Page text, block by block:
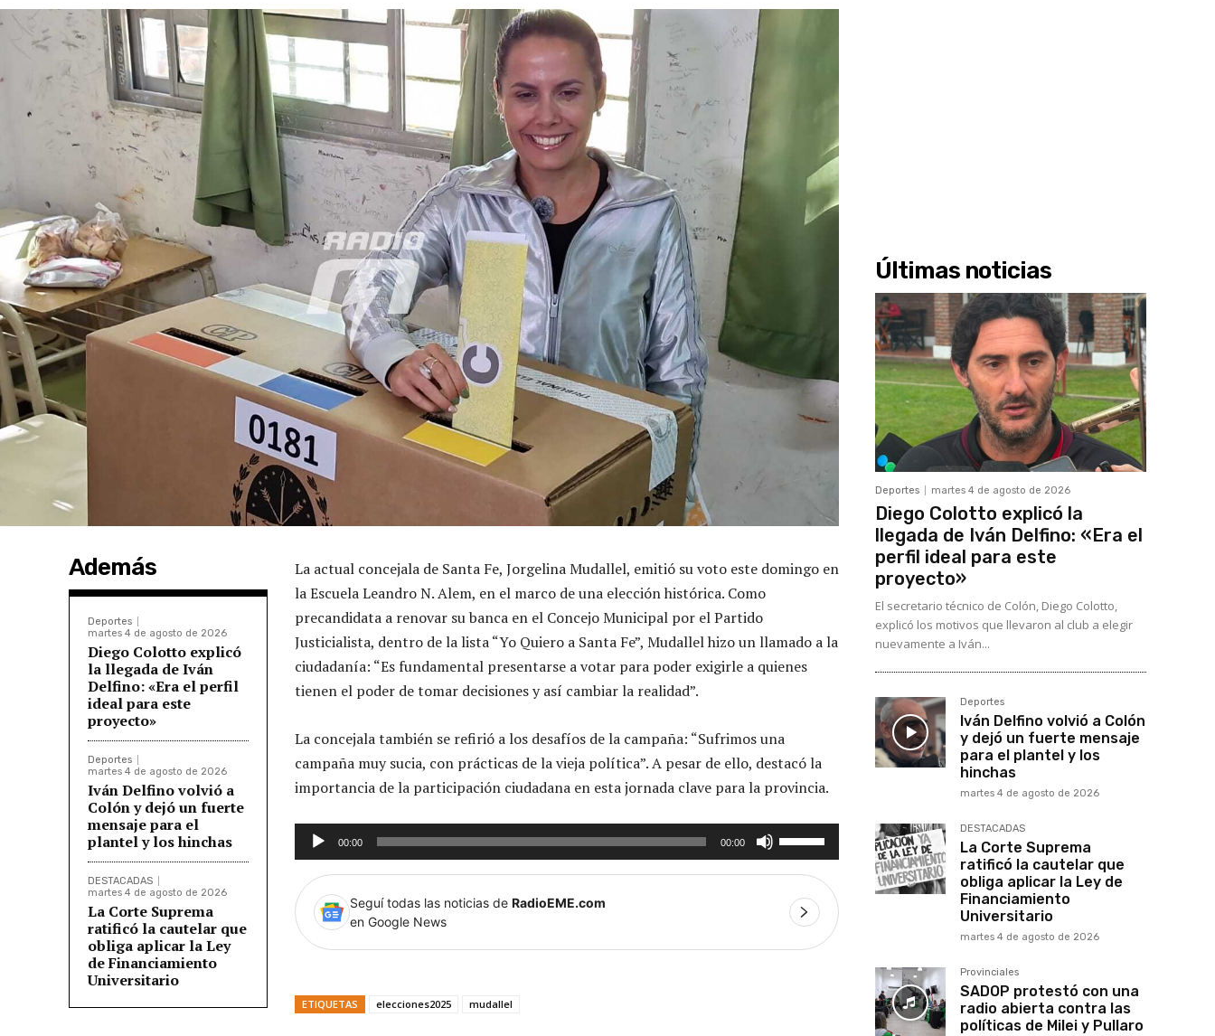
Además
Deportes
martes 4 de agosto de 2026
Diego Colotto explicó
la llegada de Iván
Delfino: «Era el perfil
ideal para este
proyecto»
Deportes
martes 4 de agosto de 2026
Iván Delfino volvió a
Colón y dejó un fuerte
mensaje para el
plantel y los hinchas
DESTACADAS
martes 4 de agosto de 2026
La Corte Suprema
ratificó la cautelar que
obliga aplicar la Ley
de Financiamiento
Universitario
La actual concejala de Santa Fe, Jorgelina Mudallel, emitió su voto este domingo en
la Escuela Leandro N. Alem, en el marco de una elección histórica. Como
precandidata a renovar su banca en el Concejo Municipal por el Partido
Justicialista, dentro de la lista “Yo Quiero a Santa Fe”, Mudallel hizo un llamado a la
ciudadanía: “Es fundamental presentarse a votar para poder exigirle a quienes
tienen el poder de tomar decisiones y así cambiar la realidad”.
La concejala también se refirió a los desafíos de la campaña: “Sufrimos una
campaña muy sucia, con prácticas de la vieja política”. A pesar de ello, destacó la
importancia de la participación ciudadana en esta jornada clave para la provincia.
e
r
o
00:00 00:00
U
t
Seguí todas las noticias de RadioEME.com
en Google News
ETIQUETAS elecciones2025 mudallel
Últimas noticias
Deportes martes 4 de agosto de 2026
Diego Colotto explicó la
llegada de Iván Delfino: «Era el
perfil ideal para este
proyecto»
El secretario técnico de Colón, Diego Colotto,
explicó los motivos que llevaron al club a elegir
nuevamente a Iván...
Deportes
Iván Delfino volvió a Colón
y dejó un fuerte mensaje
para el plantel y los
hinchas
martes 4 de agosto de 2026
DESTACADAS
La Corte Suprema
ratificó la cautelar que
obliga aplicar la Ley de
Financiamiento
Universitario
martes 4 de agosto de 2026
Provinciales
SADOP protestó con una
radio abierta contra las
políticas de Milei y Pullaro